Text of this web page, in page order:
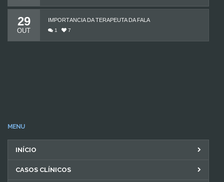
29
OUT
IMPORTÂNCIA DA TERAPEUTA DA FALA
1 7
MENU
INÍCIO
CASOS CLÍNICOS